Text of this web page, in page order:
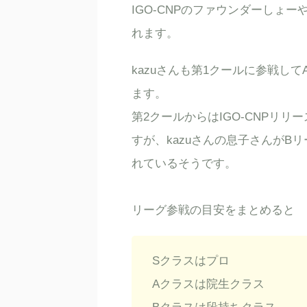
IGO-CNPのファウンダーしょー
れます。
kazuさんも第1クールに参戦し
ます。
第2クールからはIGO-CNPリリ
すが、kazuさんの息子さんがB
れているそうです。
リーグ参戦の目安をまとめると
Sクラスはプロ
Aクラスは院生クラス